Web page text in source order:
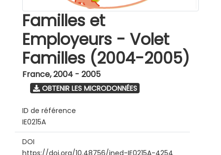
Familles et
Employeurs - Volet
Familles (2004-2005)
France,2004 - 2005
OBTENIR LES MICRODONNÉES
ID de référence
IE0215A
DOI